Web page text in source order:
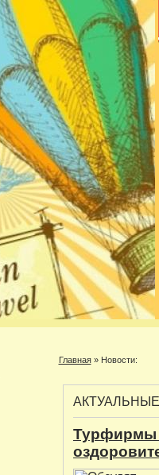
Главная» Новости:
Турфирмы